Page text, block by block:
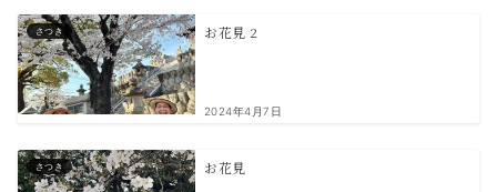
さつき お花見 2
2024年4月7日
さつき お花見